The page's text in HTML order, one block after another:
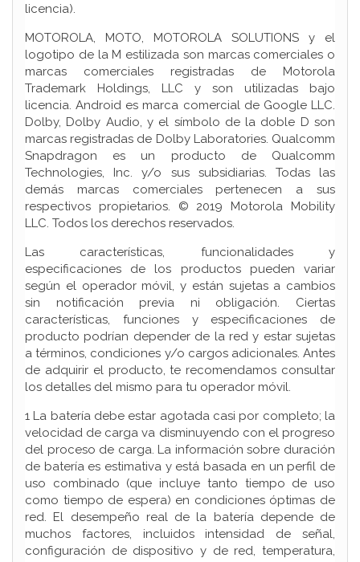
licencia).
MOTOROLA, MOTO, MOTOROLA SOLUTIONS y el
logotipo de la M estilizada son marcas comerciales o
marcas comerciales registradas de Motorola
Trademark Holdings, LLC y son utilizadas bajo
licencia. Android es marca comercial de Google LLC.
Dolby, Dolby Audio, y el símbolo de la doble D son
marcas registradas de Dolby Laboratories. Qualcomm
Snapdragon es un producto de Qualcomm
Technologies, Inc. y/o sus subsidiarias. Todas las
demás marcas comerciales pertenecen a sus
respectivos propietarios. © 2019 Motorola Mobility
LLC. Todos los derechos reservados.
Las características, funcionalidades y
especificaciones de los productos pueden variar
según el operador móvil, y están sujetas a cambios
sin notificación previa ni obligación. Ciertas
características, funciones y especificaciones de
producto podrían depender de la red y estar sujetas
a términos, condiciones y/o cargos adicionales. Antes
de adquirir el producto, te recomendamos consultar
los detalles del mismo para tu operador móvil.
1 La batería debe estar agotada casi por completo; la
velocidad de carga va disminuyendo con el progreso
del proceso de carga. La información sobre duración
de batería es estimativa y está basada en un perfil de
uso combinado (que incluye tanto tiempo de uso
como tiempo de espera) en condiciones óptimas de
red. El desempeño real de la batería depende de
muchos factores, incluidos intensidad de señal,
configuración de dispositivo y de red, temperatura,